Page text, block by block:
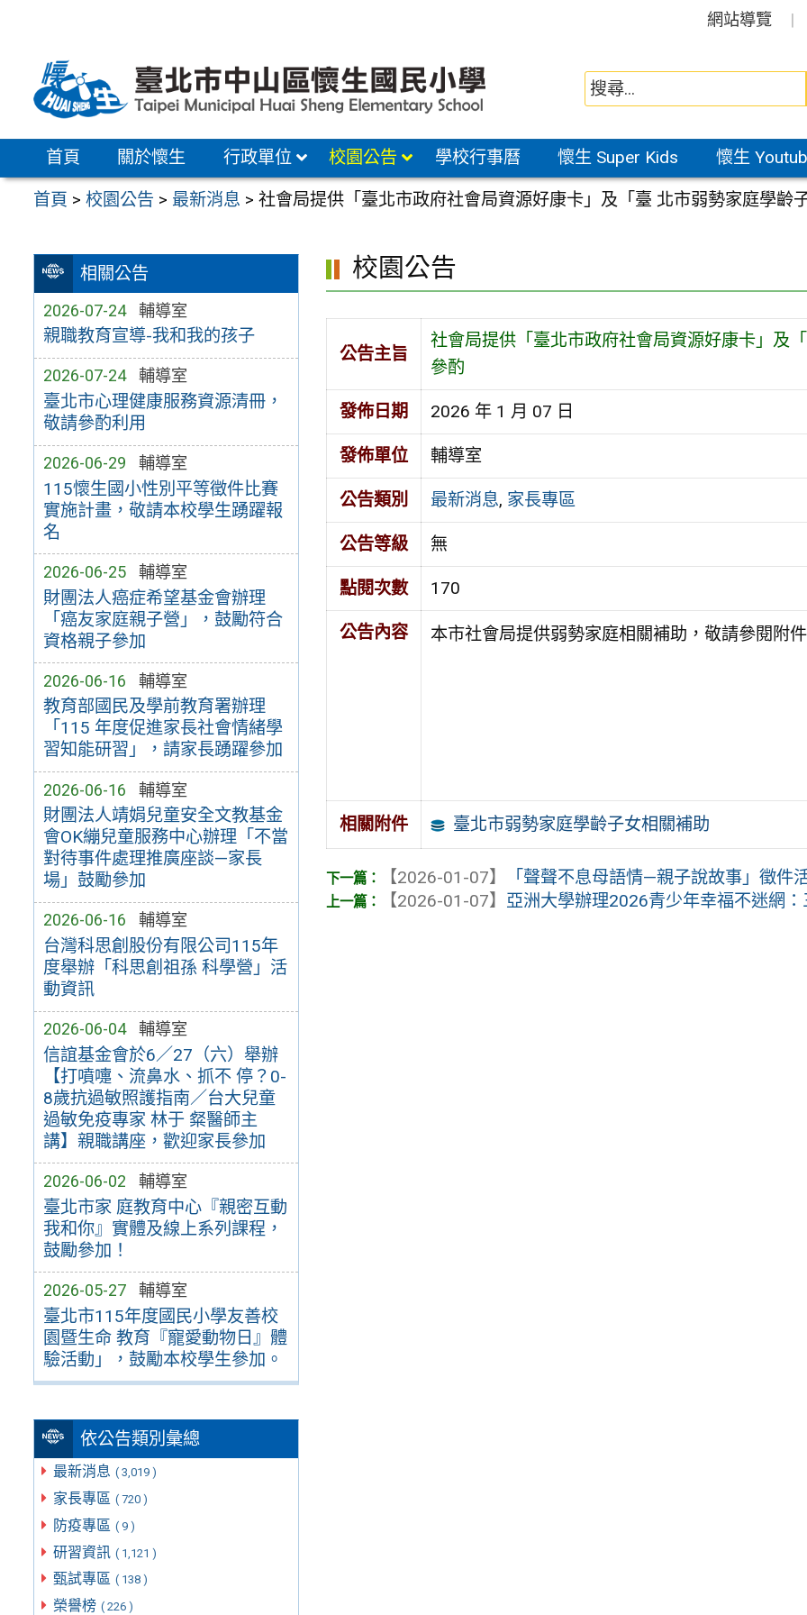
區
網站導覽
首頁 關於懷生 行政單位 校園公告 學校行事曆 懷生 Super Kids 懷生
首頁 >校園公告 > 最新消息 >社會局提供「臺北市政府社會局資源好康卡」及「臺 北市弱勢家庭學齡
相關公告
2026-07-24 輔導室
親職教育宣導-我和我的孩子
2026-07-24 輔導室
臺北市心理健康服務資源清冊，
敬請參酌利用
2026-06-29 輔導室
115懷生國小性別平等徵件比賽
實施計畫，敬請本校學生踴躍報
名
2026-06-25 輔導室
財團法人癌症希望基金會辦理
「癌友家庭親子營」，鼓勵符合
資格親子參加
2026-06-16 輔導室
教育部國民及學前教育署辦理
「115 年度促進家長社會情緒學
習知能研習」，請家長踴躍參加
2026-06-16 輔導室
財團法人靖娟兒童安全文教基金
會OK繃兒童服務中心辦理「不當
對待事件處理推廣座談—家長
場」鼓勵參加
2026-06-16 輔導室
台灣科思創股份有限公司115年
度舉辦「科思創祖孫 科學營」活
動資訊
2026-06-04 輔導室
信誼基金會於6／27（六）舉辦
【打噴嚏、流鼻水、抓不 停？0-
8歲抗過敏照護指南／台大兒童
過敏免疫專家 林于 粲醫師主
講】親職講座，歡迎家長參加
2026-06-02 輔導室
臺北市家 庭教育中心『親密互動
我和你』實體及線上系列課程，
鼓勵參加！
2026-05-27 輔導室
臺北市115年度國民小學友善校
園暨生命 教育『寵愛動物日』體
驗活動」，鼓勵本校學生參加。
依公告類別彙總
最新消息 ( 3,019 )
家長專區 ( 720 )
防疫專區 ( 9 )
研習資訊 ( 1,121 )
甄試專區 ( 138 )
榮譽榜 ( 226 )
校園公告
公告主旨
社會局提供「臺北市政府社會局資源好康卡」及
參酌
發佈日期 2026 年 1 月 07 日
發佈單位 輔導室
公告類別 最新消息, 家長專區
公告等級 無
點閱次數 170
公告內容 本市社會局提供弱勢家庭相關補助，敬請參閱附
相關附件 臺北市弱勢家庭學齡子女相關補助
【2026-01-07】
「聲聲不息母語情—親子說故事」徵件
【2026-01-07】 亞洲大學辦理2026青少年幸福不迷網